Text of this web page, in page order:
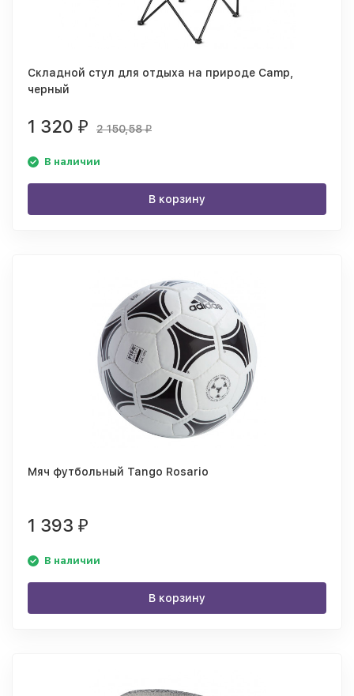
Складной стул для отдыха на природе Camp,
черный
1 320 ₽ 2 150,58₽
В наличии
В корзину
Мяч футбольный Tango Rosario
1 393 ₽
В наличии
В корзину